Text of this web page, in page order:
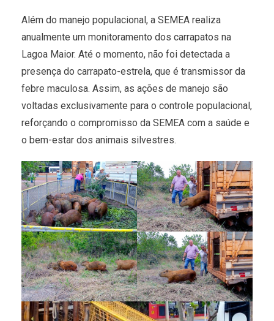
Além do manejo populacional, a SEMEA realiza
anualmente um monitoramento dos carrapatos na
Lagoa Maior. Até o momento, não foi detectada a
presença do carrapato-estrela, que é transmissor da
febre maculosa. Assim, as ações de manejo são
voltadas exclusivamente para o controle populacional,
reforçando o compromisso da SEMEA com a saúde e
o bem-estar dos animais silvestres.